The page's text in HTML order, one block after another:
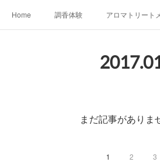
Home 調香体験 アロマトリート
Profile FOR
2017.
まだ記事がありま
1 2 3